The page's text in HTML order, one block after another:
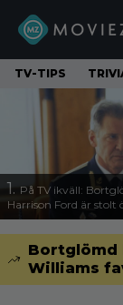
TV-TIPS
1. På TV ikväll:
Harrison Ford är stolt
Bortglömd
Williams